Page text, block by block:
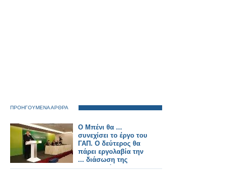
ΠΡΟΗΓΟΥΜΕΝΑ ΑΡΘΡΑ
O Μπένι θα ...
συνεχίσει το έργο του
ΓΑΠ. Ο δεύτερος θα
πάρει εργολαβία την
... διάσωση της
Δημοκρατίας!